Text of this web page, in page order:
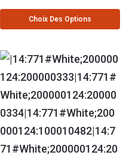
Choix Des Options